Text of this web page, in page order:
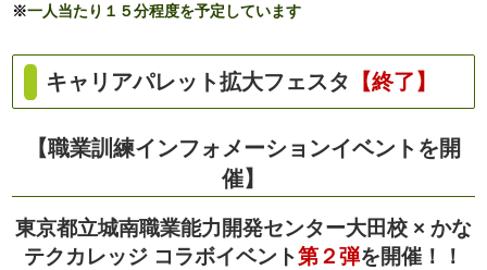
※一人当たり１５分程度を予定しています
キャリアパレット拡大フェスタ 【終了】
【職業訓練インフォメーションイベントを開
催】
東京都立城南職業能力開発センター大田校 × かな
テクカレッジ コラボイベント第２弾を開催！！